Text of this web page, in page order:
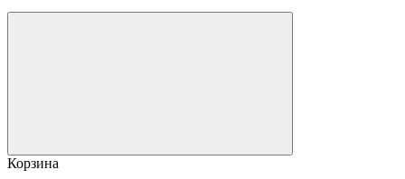
Корзина